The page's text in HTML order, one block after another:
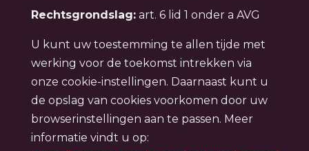
Rechtsgrondslag:art. 6 lid 1 onder a AVG
U kunt uw toestemming te allen tijde met
werking voor de toekomst intrekken via
onze cookie-instellingen. Daarnaast kunt u
de opslag van cookies voorkomen door uw
browserinstellingen aan te passen. Meer
informatie vindt u op: